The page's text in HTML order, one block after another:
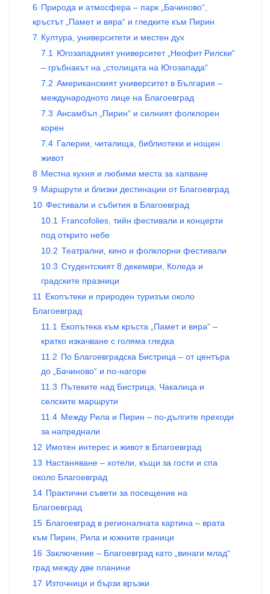
6 Природа и атмосфера – парк „Бачиново“,
кръстът „Памет и вяра“ и гледките към Пирин
7 Култура, университети и местен дух
7.1
Югозападният университет „Неофит Рилски“
– гръбнакът на „столицата на Югозапада“
7.2 Американският университет в България –
международното лице на Благоевград
7.3 Ансамбъл „Пирин“ и силният фолклорен
корен
7.4 Галерии, читалища, библиотеки и нощен
живот
8 Местна кухня и любими места за хапване
9 Маршрути и близки дестинации от Благоевград
10 Фестивали и събития в Благоевград
10.1
Francofolies, тийн фестивали и концерти
под открито небе
10.2 Театрални, кино и фолклорни фестивали
10.3 Студентският 8 декември, Коледа и
градските празници
11
Екопътеки и природен туризъм около
Благоевград
11.1
Екопътека към кръста „Памет и вяра“ –
кратко изкачване с голяма гледка
11.2 По Благоевградска Бистрица – от центъра
до „Бачиново“ и по-нагоре
11.3 Пътеките над Бистрица, Чакалица и
селските маршрути
11.4 Между Рила и Пирин – по-дългите преходи
за напреднали
12 Имотен интерес и живот в Благоевград
13 Настаняване – хотели, къщи за гости и спа
около Благоевград
14 Практични съвети за посещение на
Благоевград
15 Благоевград в регионалната картина – врата
към Пирин, Рила и южните граници
16 Заключение – Благоевград като „винаги млад“
град между две планини
17 Източници и бързи връзки